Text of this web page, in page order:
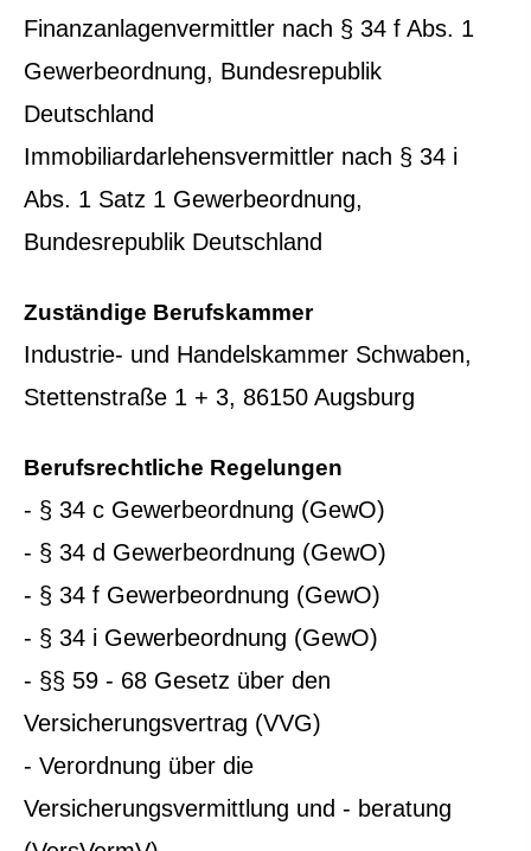
Finanzanlagenvermittler nach § 34 f Abs. 1
Gewerbeordnung, Bundesrepublik
Deutschland
Immobiliardarlehensvermittler nach § 34 i
Abs. 1 Satz 1 Gewerbeordnung,
Bundesrepublik Deutschland
Zuständige Berufskammer
Industrie- und Handelskammer Schwaben,
Stettenstraße 1 + 3, 86150 Augsburg
Berufsrechtliche Regelungen
- § 34 c Gewerbeordnung (GewO)
- § 34 d Gewerbeordnung (GewO)
- § 34 f Gewerbeordnung (GewO)
- § 34 i Gewerbeordnung (GewO)
- §§ 59 - 68 Gesetz über den
Versicherungsvertrag (VVG)
- Verordnung über die
Versicherungsvermittlung und - beratung